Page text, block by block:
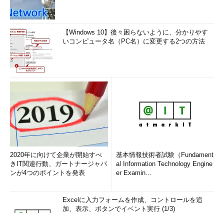
【Windows 10】後々困らないように、分かりやす
いコンピュータ名（PC名）に変更する2つの方法
2020年に向けて企業が開始すべ
きIT関連行動、ガートナージャパ
ンが4つのポイントを発表
基本情報技術者試験（Fundament
al Information Technology Engine
er Examin...
Excelに入力フォームを作成、コントロールを追
加、表示、ボタンでイベント実行 (1/3)